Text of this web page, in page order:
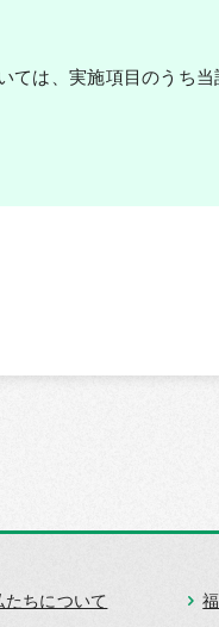
は、実施項目のうち
たちについて